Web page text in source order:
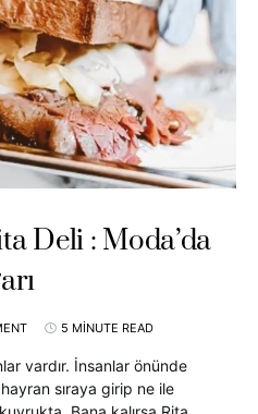
Deli : Moda’da
5 MINUTE READ
vardır. İnsanlar önünde
sıraya girip ne ile